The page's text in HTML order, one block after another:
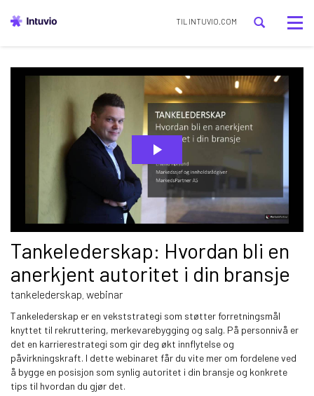
TIL INTUVIO.COM
Tankelederskap: Hvordan bli en
anerkjent autoritet i din bransje
tankelederskap, webinar
Tankelederskap er en vekststrategi som støtter forretningsmål
knyttet til rekruttering, merkevarebygging og salg. På personnivå er
det en karrierestrategi som gir deg økt innflytelse og
påvirkningskraft. I dette webinaret får du vite mer om fordelene ved
å bygge en posisjon som synlig autoritet i din bransje og konkrete
tips til hvordan du gjør det.